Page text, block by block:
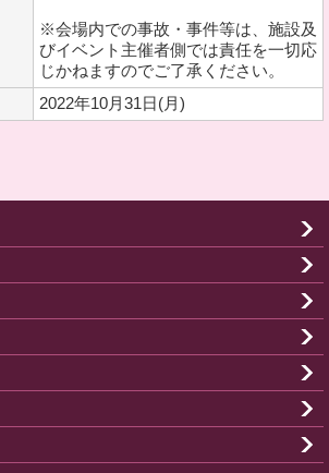
※会場内での事故・事件等は、施設及
びイベント主催者側では責任を一切応
じかねますのでご了承ください。
2022年10月31日(月)